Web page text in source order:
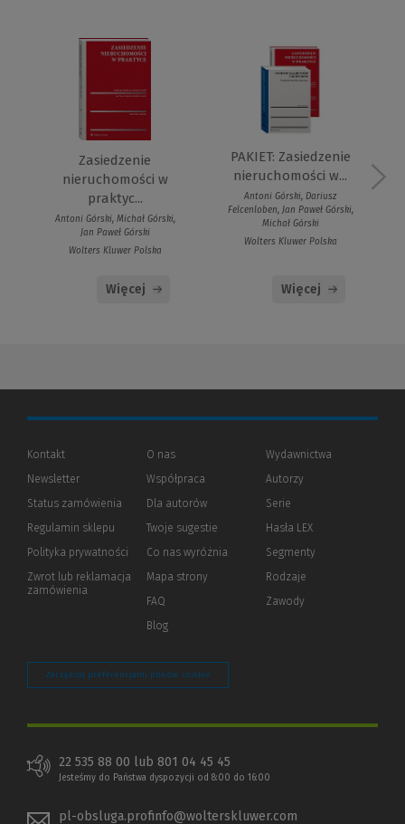
Zasiedzenie
nieruchomości w
praktyc...
Antoni Górski, Michał Górski,
Jan Paweł Górski
Wolters Kluwer Polska
Więcej
PAKIET: Zasiedzenie
nieruchomości w...
Antoni Górski, Dariusz
Felcenloben, Jan Paweł Górski,
Michał Górski
Wolters Kluwer Polska
Więcej
Kontakt
Newsletter
Status zamówienia
Regulamin sklepu
Polityka prywatności (Nowe
(Link
innej
Zwrot lub reklamacja
zamówienia
O nas
Współpraca
Dla autorów(Nowe
(Link
innej
strony)
Twoje sugestie
Co nas wyróżnia
Mapa strony
FAQ
Blog
Wydawnictwa
Autorzy
Serie
Hasła LEX
Segmenty
Rodzaje
Zawody
Zarządzaj preferencjami plików cookie
22 535 88 00 lub 801 04 45 45
Jesteśmy do Państwa dyspozycji od 8:00 do 16:00
pl-obsluga.profinfo@wolterskluwer.com